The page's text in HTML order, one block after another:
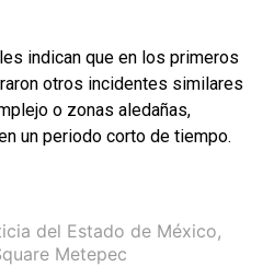
indican que en los primeros
otros incidentes similares
o zonas aledañas,
un periodo corto de tiempo.
del Estado de México,
Metepec